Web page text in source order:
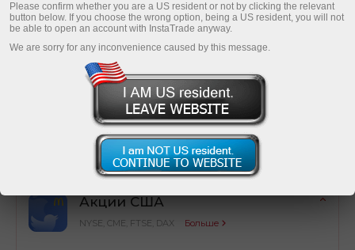
Оптимизация затрат
Простой расчет торговых затрат от сделок
Акции США
NYSE, CME, FTSE, DAX Больше
Please confirm whether you are a US resident or not by clicking the relevant
button below. If you choose the wrong option, being a US resident, you will not
be able to open an account with InstaTrade anyway.
We are sorry for any inconvenience caused by this message.